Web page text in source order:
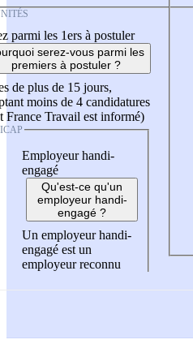
parmi les 1ers à postuler
serez-vous parmi les
premiers à postuler ?
de plus de 15 jours,
moins de 4 candidatures
France Travail est informé)
Employeur handi-
engagé
Qu'est-ce qu'un
employeur handi-
engagé ?
Un employeur handi-
engagé est un
employeur reconnu